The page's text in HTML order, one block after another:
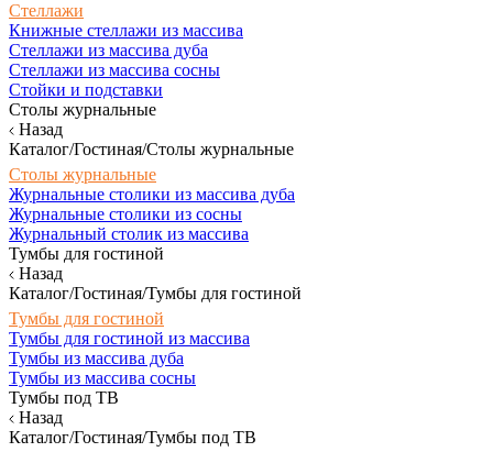
Стеллажи
Книжные стеллажи из массива
Стеллажи из массива дуба
Стеллажи из массива сосны
Стойки и подставки
Столы журнальные
Назад
Каталог/Гостиная/Столы журнальные
Столы журнальные
Журнальные столики из массива дуба
Журнальные столики из сосны
Журнальный столик из массива
Тумбы для гостиной
Назад
Каталог/Гостиная/Тумбы для гостиной
Тумбы для гостиной
Тумбы для гостиной из массива
Тумбы из массива дуба
Тумбы из массива сосны
Тумбы под ТВ
Назад
Каталог/Гостиная/Тумбы под ТВ